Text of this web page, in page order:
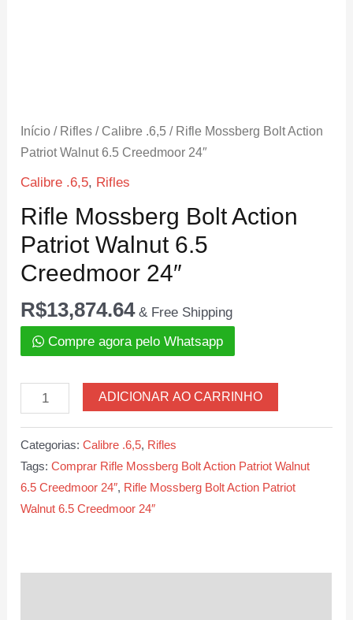
Início / Rifles / Calibre .6,5 / Rifle Mossberg Bolt Action
Patriot Walnut 6.5 Creedmoor 24″
Calibre .6,5, Rifles
Rifle Mossberg Bolt Action
Patriot Walnut 6.5
Creedmoor 24″
R$13,874.64 & Free Shipping
Compre agora pelo Whatsapp
Rifle
Mossberg
Action
Patriot
ADICIONAR AO CARRINHO
Categorias:Calibre .6,5, Rifles
Tags:Comprar Rifle Mossberg Bolt Action Patriot Walnut
6.5 Creedmoor 24″, Rifle Mossberg Bolt Action Patriot
Walnut 6.5 Creedmoor 24″